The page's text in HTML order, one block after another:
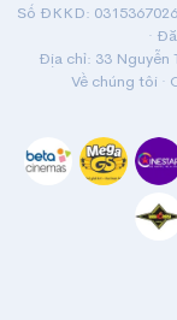
Số ĐKKD:
·
Địa chỉ: 33 Nguyễn
Về chúng tôi ·